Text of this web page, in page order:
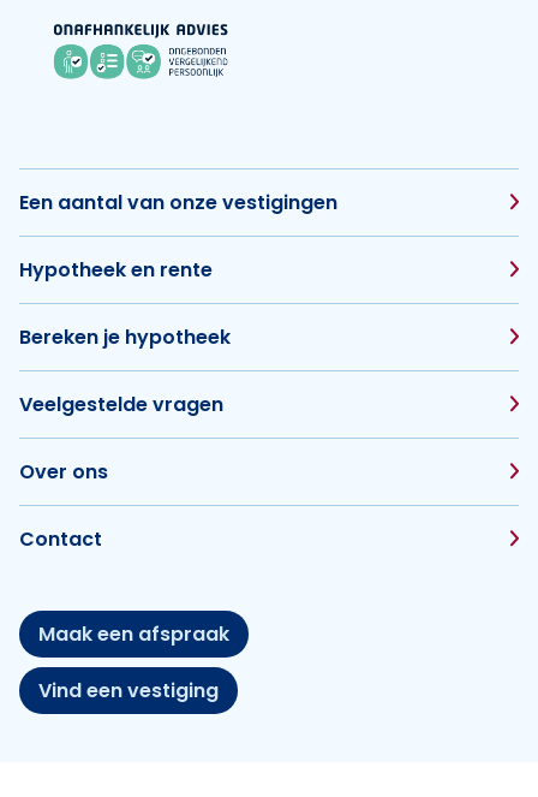
Een aantal van onze vestigingen
Hypotheek en rente
Bereken je hypotheek
Veelgestelde vragen
Over ons
Contact
Maak een afspraak
Vind een vestiging